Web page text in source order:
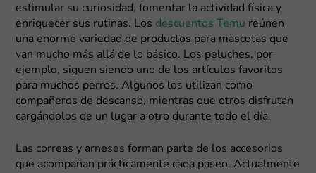
estimular su curiosidad, fomentar la actividad física y
enriquecer sus rutinas. Los descuentos Temu reúnen
una enorme variedad de productos para mascotas que
van mucho más allá de lo básico. Los peluches, por
ejemplo, siguen siendo uno de los artículos favoritos
para muchos perros. Algunos los utilizan como
compañeros de descanso, mientras que otros disfrutan
cargándolos de un lugar a otro durante todo el día.
Las correas y arneses forman parte de los accesorios
que acompañan prácticamente cada paseo. Actualmente